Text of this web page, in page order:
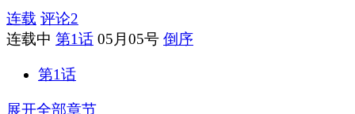
连载 评论2
连载中 第1话 05月05号 倒序
第1话
展开全部章节